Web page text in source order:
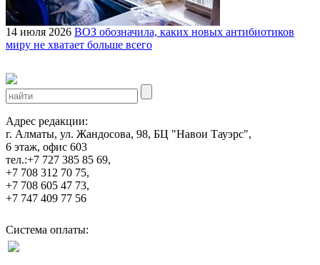
14 июля 2026 ВОЗ обозначила, каких новых антибиотиков
миру не хватает больше всего
Адрес редакции:
г. Алматы, ул. Жандосова, 98, БЦ "Навои Тауэрс",
6 этаж, офис 603
тел.:+7 727 385 85 69,
+7 708 312 70 75,
+7 708 605 47 73,
+7 747 409 77 56
Система оплаты: